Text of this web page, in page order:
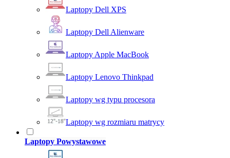
Laptopy Dell XPS
Laptopy Dell Alienware
Laptopy Apple MacBook
Laptopy Lenovo Thinkpad
Laptopy wg typu procesora
Laptopy wg rozmiaru matrycy
Laptopy Powystawowe